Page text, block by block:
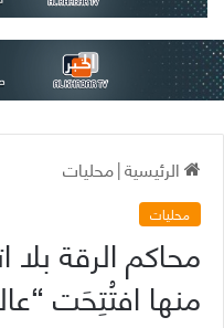
الرئيسية|محليات
محليات
محاكم الرقة
منها افتُتِحَت